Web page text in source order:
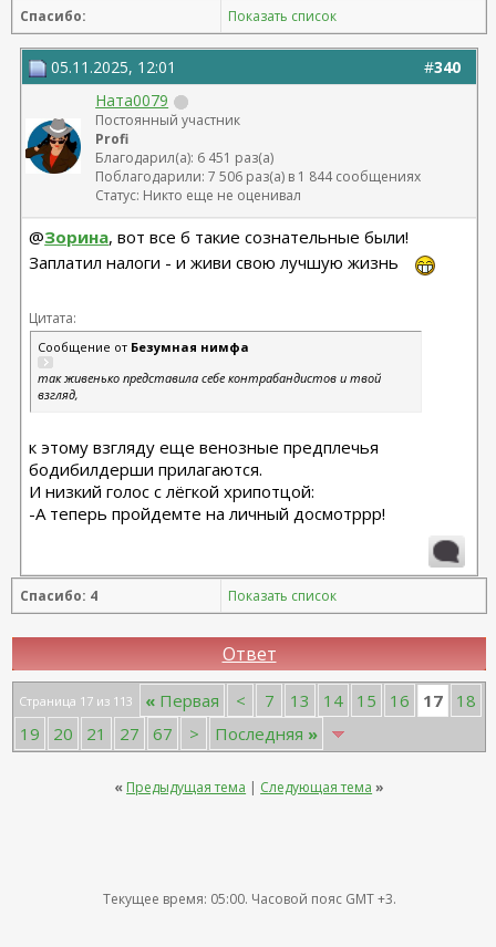
Спасибо: Показать список
#340
05.11.2025, 12:01
Ната0079
Постоянный участник
Profi
Благодарил(а): 6 451 раз(а)
Поблагодарили: 7 506 раз(а) в 1 844 сообщениях
Статус: Никто еще не оценивал
@Зорина, вот все б такие сознательные были!
Заплатил налоги - и живи свою лучшую жизнь
Цитата:
Сообщение от Безумная нимфа
так живенько представила себе контрабандистов и твой
взгляд,
к этому взгляду еще венозные предплечья
бодибилдерши прилагаются.
И низкий голос с лёгкой хрипотцой:
-А теперь пройдемте на личный досмотррр!
Спасибо: 4 Показать список
Ответ
Страница 17 из 113 « Первая < 7 13 14 15 16 17
18
19
20 21 27 67 > Последняя »
« Предыдущая тема | Следующая тема »
Текущее время: 05:00. Часовой пояс GMT +3.